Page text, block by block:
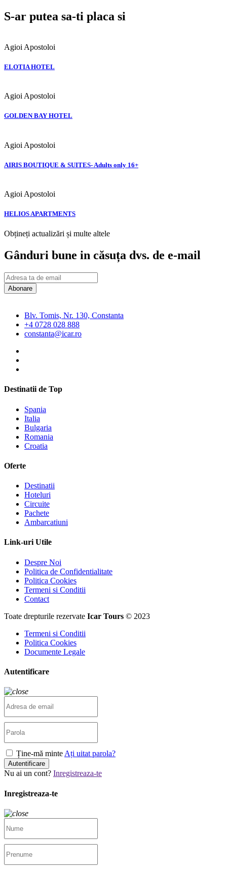
S-ar putea sa-ti placa si
Agioi Apostoloi
ELOTIA HOTEL
Agioi Apostoloi
GOLDEN BAY HOTEL
Agioi Apostoloi
AIRIS BOUTIQUE & SUITES- Adults only 16+
Agioi Apostoloi
HELIOS APARTMENTS
Obțineți actualizări și multe altele
Gânduri bune in căsuța dvs. de e-mail
Abonare
Blv. Tomis, Nr. 130, Constanta
+4 0728 028 888
constanta@icar.ro
Destinatii de Top
Spania
Italia
Bulgaria
Romania
Croatia
Oferte
Destinatii
Hoteluri
Circuite
Pachete
Ambarcatiuni
Link-uri Utile
Despre Noi
Politica de Confidentialitate
Politica Cookies
Termeni si Conditii
Contact
Toate drepturile rezervate Icar Tours © 2023
Termeni si Conditii
Politica Cookies
Documente Legale
Autentificare
Ține-mă minte Ați uitat parola?
Autentificare
Nu ai un cont? Inregistreaza-te
Inregistreaza-te